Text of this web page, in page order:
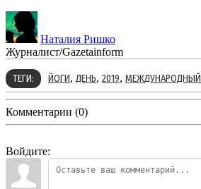
Наталия Ришко
Журналист/Gazetainform
ТЕГИ: ЙОГИ, ДЕНЬ, 2019, МЕЖДУНАРОДНЫЙ
Комментарии (0)
Войдите: